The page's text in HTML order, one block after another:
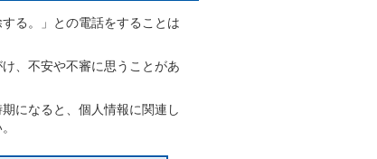
る。」との電話をすることは
、不安や不審に思うことがあ
になると、個人情報に関連し